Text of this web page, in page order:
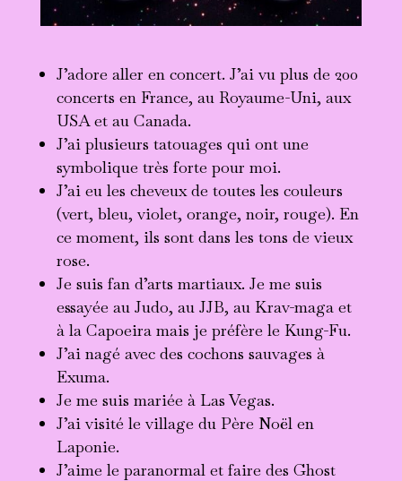
J’adore aller en concert. J’ai vu plus de 200
concerts en France, au Royaume-Uni, aux
USA et au Canada.
J’ai plusieurs tatouages qui ont une
symbolique très forte pour moi.
J’ai eu les cheveux de toutes les couleurs
(vert, bleu, violet, orange, noir, rouge). En
ce moment, ils sont dans les tons de vieux
rose.
Je suis fan d’arts martiaux. Je me suis
essayée au Judo, au JJB, au Krav-maga et
à la Capoeira mais je préfère le Kung-Fu.
J’ai nagé avec des cochons sauvages à
Exuma.
Je me suis mariée à Las Vegas.
J’ai visité le village du Père Noël en
Laponie.
J’aime le paranormal et faire des Ghost